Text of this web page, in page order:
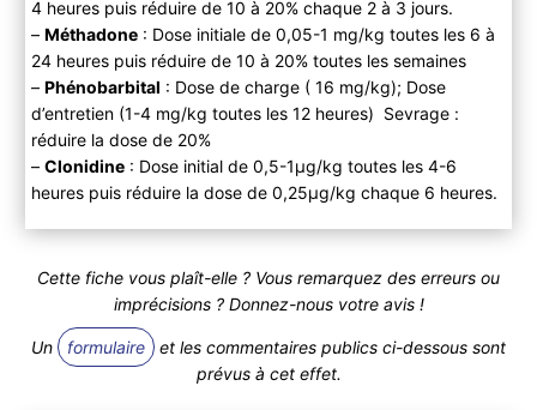
4 heures puis réduire de 10 à 20% chaque 2 à 3 jours.
– Méthadone: Dose initiale de 0,05-1 mg/kg toutes les 6 à
24 heures puis réduire de 10 à 20% toutes les semaines
– Phénobarbital : Dose de charge ( 16 mg/kg); Dose
d’entretien (1-4 mg/kg toutes les 12 heures) Sevrage :
réduire la dose de 20%
– Clonidine: Dose initial de 0,5-1μg/kg toutes les 4-6
heures puis réduire la dose de 0,25μg/kg chaque 6 heures.
Cette fiche vous plaît-elle ? Vous remarquez des erreurs ou
imprécisions ? Donnez-nous votre avis !
Un formulaire
et les commentaires publics ci-dessous sont
prévus à cet effet.